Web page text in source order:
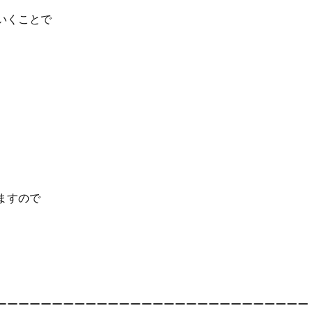
くことで
すので
ーーーーーーーーーーーーーーーーーーーーーーーーーー